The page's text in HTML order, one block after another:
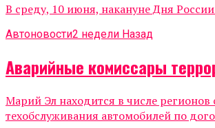
В среду, 10 июня, накануне Дня
Автоновости2 недели Назад
Аварийные комиссары
Марий Эл находится в числе
техобслуживания автомобилей по